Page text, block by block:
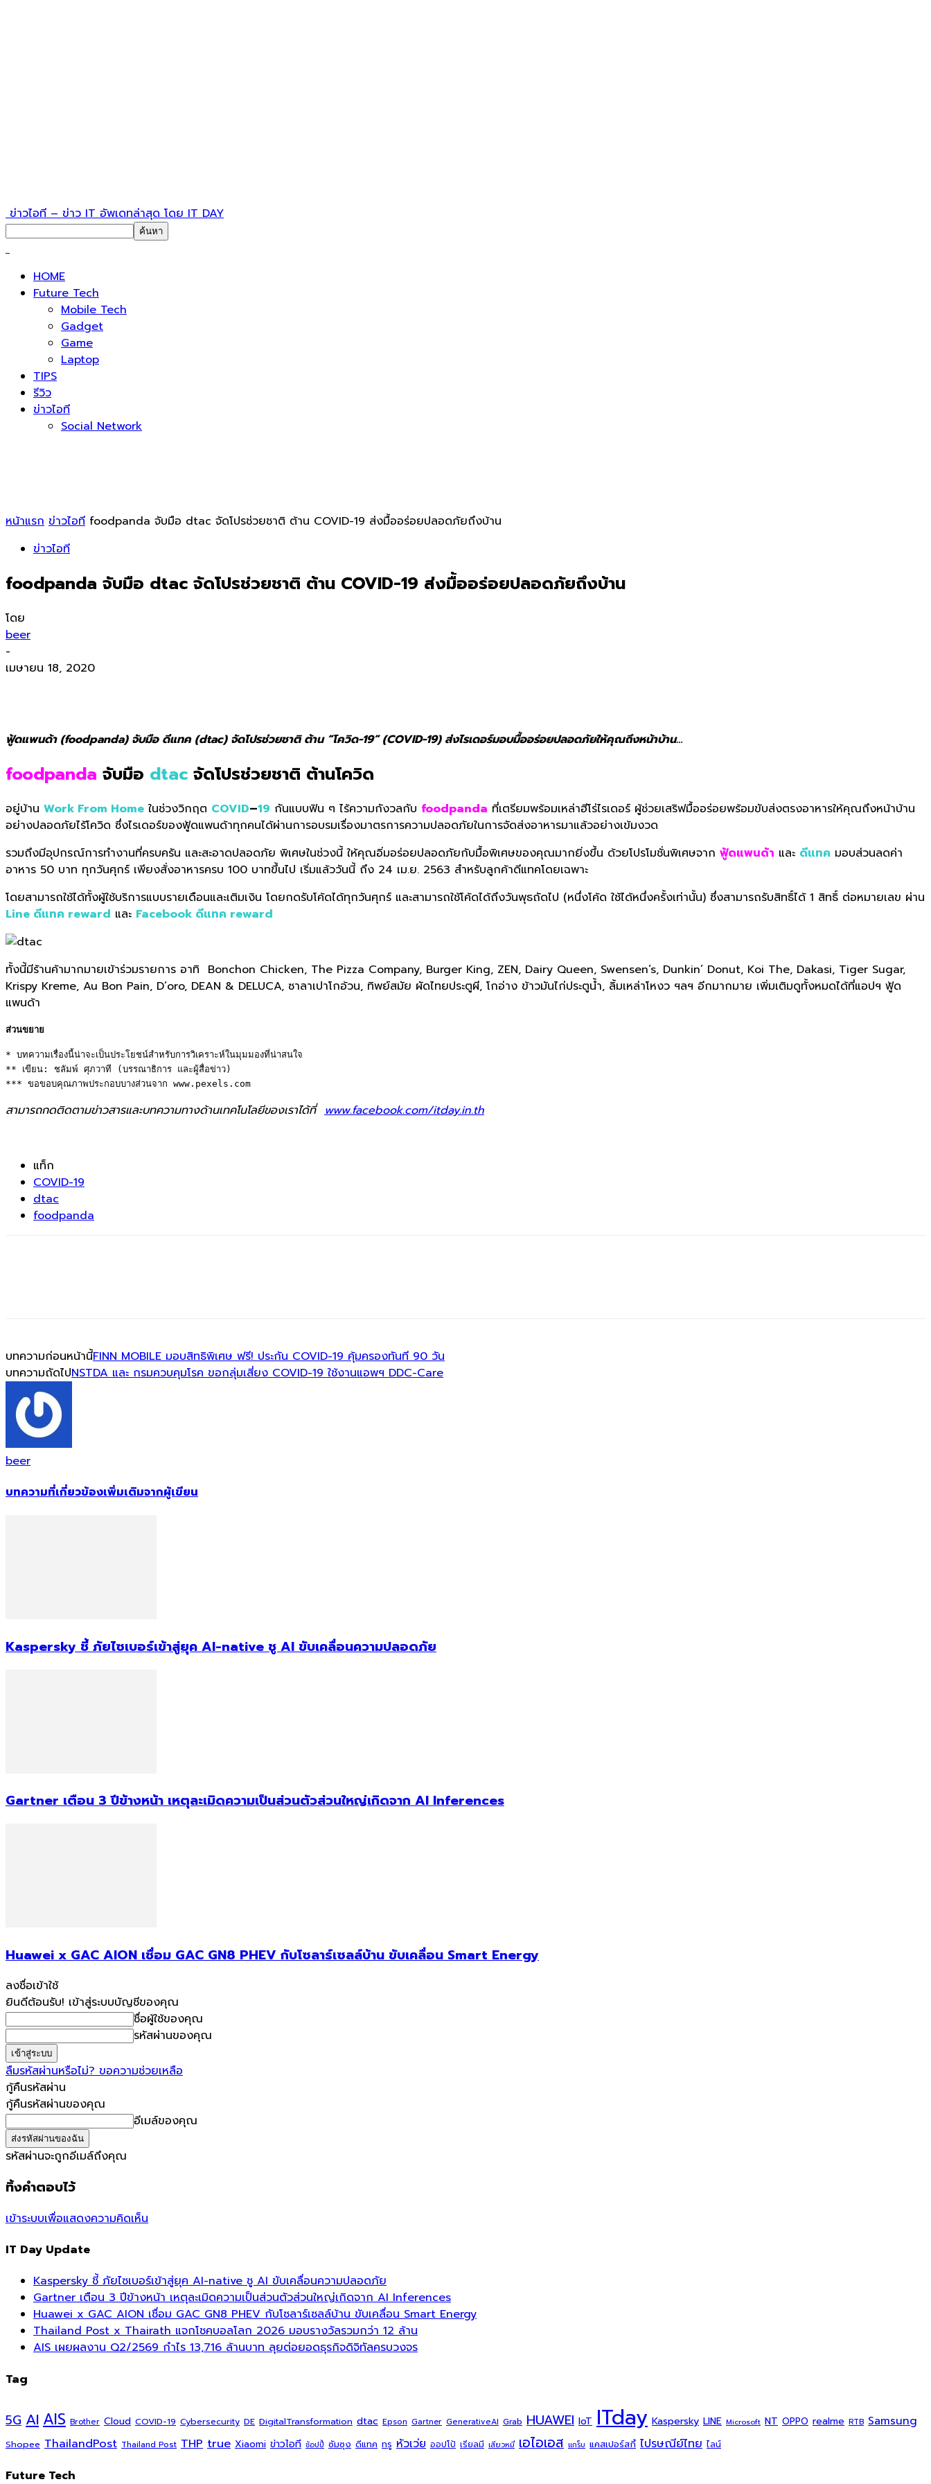
ข่าวไอที – ข่าว IT อัพเดทล่าสุด โดย IT DAY
HOME
Future Tech
Mobile Tech
Gadget
Game
Laptop
TIPS
รีวิว
ข่าวไอที
Social Network
หน้าแรก ข่าวไอที foodpanda จับมือ dtac จัดโปรช่วยชาติ ต้าน COVID-19 ส่งมื้ออร่อยปลอดภัยถึงบ้าน
ข่าวไอที
foodpanda จับมือ dtac จัดโปรช่วยชาติ ต้าน COVID-19 ส่งมื้ออร่อยปลอดภัยถึงบ้าน
โดย
beer
-
เมษายน 18, 2020
ฟู้ดแพนด้า (foodpanda) จับมือ ดีแทค (dtac) จัดโปรช่วยชาติ ต้าน “โควิด-19” (COVID-19) ส่งไรเดอร์มอบมื้ออร่อยปลอดภัยให้คุณถึงหน้าบ้าน…
foodpanda จับมือ dtac จัดโปรช่วยชาติ ต้านโควิด
อยู่บ้าน Work From Home ในช่วงวิกฤต COVID–19 กันแบบฟิน ๆ ไร้ความกังวลกับ foodpanda ที่เตรียมพร้อมเหล่าฮีโร่ไรเดอร์ ผู้ช่วยเสริฟมื้ออร่อยพร้อมขับส่งตรงอาหารให้คุณถึงหน้าบ้าน
อย่างปลอดภัยไร้โควิด ซึ่งไรเดอร์ของฟู้ดแพนด้าทุกคนได้ผ่านการอบรมเรื่องมาตรการความปลอดภัยในการจัดส่งอาหารมาแล้วอย่างเข้มงวด
รวมถึงมีอุปกรณ์การทำงานที่ครบครัน และสะอาดปลอดภัย พิเศษในช่วงนี้ ให้คุณอิ่มอร่อยปลอดภัยกับมื้อพิเศษของคุณมากยิ่งขึ้น ด้วยโปรโมชั่นพิเศษจาก ฟู้ดแพนด้า และ ดีแทค มอบส่วนลดค่า
อาหาร 50 บาท ทุกวันศุกร์ เพียงสั่งอาหารครบ 100 บาทขึ้นไป เริ่มแล้ววันนี้ ถึง 24 เม.ย. 2563 สำหรับลูกค้าดีแทคโดยเฉพาะ
โดยสามารถใช้ได้ทั้งผู้ใช้บริการแบบรายเดือนและเติมเงิน โดยกดรับโค้ดได้ทุกวันศุกร์ และสามารถใช้โค้ดได้ถึงวันพุธถัดไป (หนึ่งโค้ด ใช้ได้หนึ่งครั้งเท่านั้น) ซึ่งสามารถรับสิทธิ์ได้ 1 สิทธิ์ ต่อหมายเลข ผ่าน
Line ดีแทค reward และ Facebook ดีแทค reward
ทั้งนี้มีร้านค้ามากมายเข้าร่วมรายการ อาทิ Bonchon Chicken, The Pizza Company, Burger King, ZEN, Dairy Queen, Swensen’s, Dunkin’ Donut, Koi The, Dakasi, Tiger Sugar,
Krispy Kreme, Au Bon Pain, D’oro, DEAN & DELUCA, ซาลาเปาโกอ้วน, ทิพย์สมัย ผัดไทยประตูผี, โกอ่าง ข้าวมันไก่ประตูน้ำ, ลิ้มเหล่าโหงว ฯลฯ อีกมากมาย เพิ่มเติมดูทั้งหมดได้ที่แอปฯ ฟู้ด
แพนด้า
ส่วนขยาย
* บทความเรื่องนี้น่าจะเป็นประโยชน์สำหรับการวิเคราะห์ในมุมมองที่น่าสนใจ
** เขียน: ชลัมพ์ ศุภวาที (บรรณาธิการ และผู้สื่อข่าว)
*** ขอขอบคุณภาพประกอบบางส่วนจาก www.pexels.com
สามารถกดติดตามข่าวสารและบทความทางด้านเทคโนโลยีของเราได้ที่ www.facebook.com/itday.in.th
แท็ก
COVID-19
dtac
foodpanda
บทความก่อนหน้านี้FINN MOBILE มอบสิทธิพิเศษ ฟรี! ประกัน COVID-19 คุ้มครองทันที 90 วัน
บทความถัดไปNSTDA และ กรมควบคุมโรค ขอกลุ่มเสี่ยง COVID-19 ใช้งานแอพฯ DDC-Care
beer
บทความที่เกี่ยวข้องเพิ่มเติมจากผู้เขียน
Kaspersky ชี้ ภัยไซเบอร์เข้าสู่ยุค AI-native ชู AI ขับเคลื่อนความปลอดภัย
Gartner เตือน 3 ปีข้างหน้า เหตุละเมิดความเป็นส่วนตัวส่วนใหญ่เกิดจาก AI Inferences
Huawei x GAC AION เชื่อม GAC GN8 PHEV กับโซลาร์เซลล์บ้าน ขับเคลื่อน Smart Energy
ลงชื่อเข้าใช้
ยินดีต้อนรับ! เข้าสู่ระบบบัญชีของคุณ
ชื่อผู้ใช้ของคุณ
รหัสผ่านของคุณ
ลืมรหัสผ่านหรือไม่? ขอความช่วยเหลือ
กู้คืนรหัสผ่าน
กู้คืนรหัสผ่านของคุณ
อีเมล์ของคุณ
รหัสผ่านจะถูกอีเมล์ถึงคุณ
ทิ้งคำตอบไว้
เข้าระบบเพื่อแสดงความคิดเห็น
IT Day Update
Kaspersky ชี้ ภัยไซเบอร์เข้าสู่ยุค AI-native ชู AI ขับเคลื่อนความปลอดภัย
Gartner เตือน 3 ปีข้างหน้า เหตุละเมิดความเป็นส่วนตัวส่วนใหญ่เกิดจาก AI Inferences
Huawei x GAC AION เชื่อม GAC GN8 PHEV กับโซลาร์เซลล์บ้าน ขับเคลื่อน Smart Energy
Thailand Post x Thairath แจกโชคบอลโลก 2026 มอบรางวัลรวมกว่า 12 ล้าน
AIS เผยผลงาน Q2/2569 กำไร 13,716 ล้านบาท ลุยต่อยอดธุรกิจดิจิทัลครบวงจร
Tag
5G AI AIS Brother Cloud COVID-19 Cybersecurity DE DigitalTransformation dtac Epson Gartner GenerativeAI Grab HUAWEI IoT ITday Kaspersky LINE Microsoft NT OPPO realme RTB Samsung
Shopee ThailandPost Thailand Post THP true Xiaomi ข่าวไอที ช้อปปี้ ซัมซุง ดีแทค ทรู หัวเว่ย ออปโป้ เรียลมี เสียวหมี่ เอไอเอส แกร็บ แคสเปอร์สกี้ ไปรษณีย์ไทย ไลน์
Future Tech